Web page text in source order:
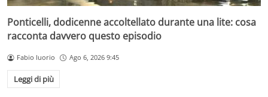
Ponticelli, dodicenne accoltellato durante una lite: cosa
racconta davvero questo episodio
Fabio Iuorio Ago 6, 2026 9:45
Leggi di più